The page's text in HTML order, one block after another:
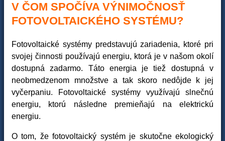
V ČOM SPOČÍVA VÝNIMOČNOSŤ
FOTOVOLTAICKÉHO SYSTÉMU?
Fotovoltaické systémy predstavujú zariadenia, ktoré pri
svojej činnosti používajú energiu, ktorá je v našom okolí
dostupná zadarmo. Táto energia je tiež dostupná v
neobmedzenom množstve a tak skoro nedôjde k jej
vyčerpaniu. Fotovoltaické systémy využívajú slnečnú
energiu, ktorú následne premieňajú na elektrickú
energiu.
O tom, že fotovoltaický systém je skutočne ekologický